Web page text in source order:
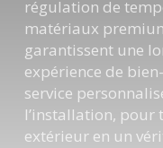
régulation de
matériaux
garantissent une
expérience de
service
l’installation, pour
extérieur en un